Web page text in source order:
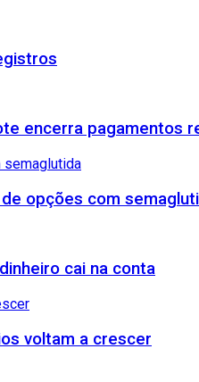
encerra pagamentos
opções com
cai na conta
voltam a crescer